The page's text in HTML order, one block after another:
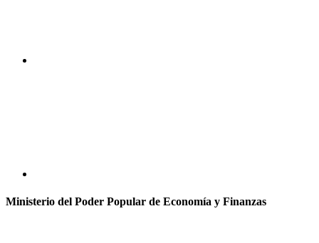
Ministerio del Poder Popular de Economía y Finanzas